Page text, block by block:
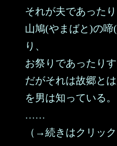
それが夫であった
山鳩(やまばと)の
り、
お祭りであったりす
だがそれは故郷と
を男は知っている。
……
（→続きはクリック